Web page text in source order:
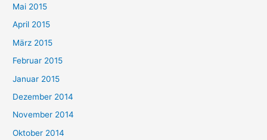
Mai 2015
April 2015
März 2015
Februar 2015
Januar 2015
Dezember 2014
November 2014
Oktober 2014